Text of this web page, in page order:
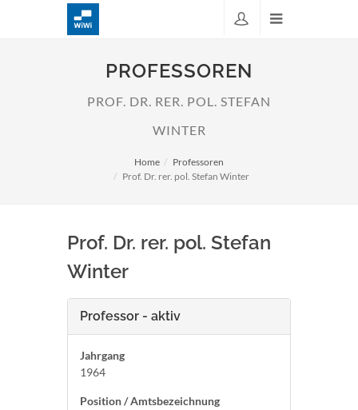
PROFESSOREN
PROF. DR. RER. POL. STEFAN
WINTER
Home
Professoren
Prof. Dr. rer. pol. Stefan Winter
Prof. Dr. rer. pol. Stefan
Winter
Professor - aktiv
Jahrgang
1964
Position / Amtsbezeichnung